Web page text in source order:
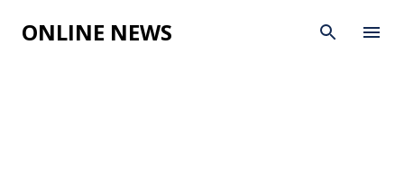
Skip to main content
ONLINE NEWS